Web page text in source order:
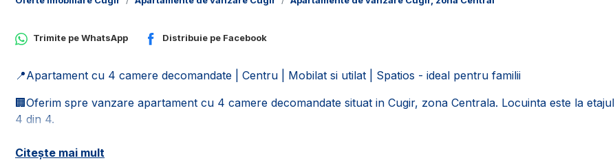
Trimite peWhatsApp Distribuie pe Facebook
📍Apartament cu 4 camere decomandate | Centru | Mobilat si utilat | Spatios - ideal pentru familii
🏢Oferim spre vanzare apartament cu 4 camere decomandate situat in Cugir, zona Centrala. Locuinta este la etajul
4 din 4.
📐Locuinta este in suprafata utila de 80 mp, fiind compusa din:
- 1 living;
Citește mai mult